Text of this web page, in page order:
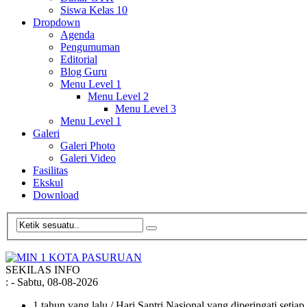
Siswa Kelas 10
Dropdown
Agenda
Pengumuman
Editorial
Blog Guru
Menu Level 1
Menu Level 2
Menu Level 3
Menu Level 1
Galeri
Galeri Photo
Galeri Video
Fasilitas
Ekskul
Download
SEKILAS INFO
: - Sabtu, 08-08-2026